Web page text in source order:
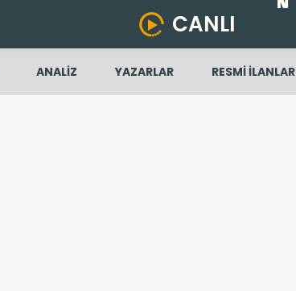
CANLI
ANALİZ YAZARLAR RESMİ İLANLAR